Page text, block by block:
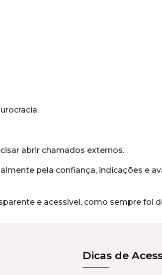
abrir chamados externos.
pela confiança, indicações e
e acessível, como sempre foi
Dicas de